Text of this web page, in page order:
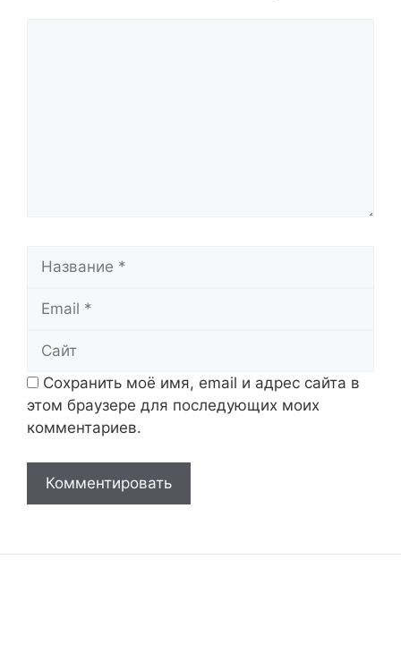
Название
Email
Сайт
Сохранить моё имя, email и адрес сайта в
этом браузере для последующих моих
комментариев.